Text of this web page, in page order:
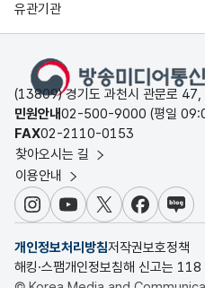
유관기관
(13809) 경기도 과천시 관문로 47,
민원안내02-500-9000 (평일
FAX02-2110-0153
찾아오시는 길
이용안내
인스타그램
유튜브X 페이스북
블로
개인정보처리방침저작권보호정책
해킹·스팸개인정보침해 신고는 118
© Korea Media and